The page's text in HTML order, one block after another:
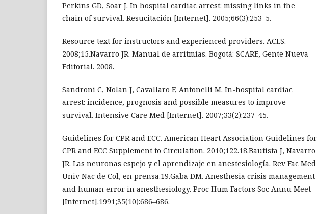
Perkins GD, Soar J. In hospital cardiac arrest: missing links in the
chain of survival. Resucitación [Internet]. 2005;66(3):253–5.
Resource text for instructors and experienced providers. ACLS.
2008;15.Navarro JR. Manual de arritmias. Bogotá: SCARE, Gente Nueva
Editorial. 2008.
Sandroni C, Nolan J, Cavallaro F, Antonelli M. In-hospital cardiac
arrest: incidence, prognosis and possible measures to improve
survival. Intensive Care Med [Internet]. 2007;33(2):237–45.
Guidelines for CPR and ECC. American Heart Association Guidelines for
CPR and ECC Supplement to Circulation. 2010;122.18.Bautista J, Navarro
JR. Las neuronas espejo y el aprendizaje en anestesiología. Rev Fac Med
Univ Nac de Col, en prensa.19.Gaba DM. Anesthesia crisis management
and human error in anesthesiology. Proc Hum Factors Soc Annu Meet
[Internet].1991;35(10):686–686.